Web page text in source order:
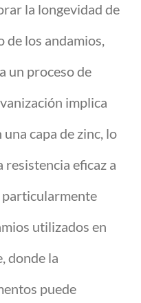
la longevidad de
de los andamios,
un proceso de
implica
capa de zinc, lo
eficaz a
particularmente
utilizados en
donde la
puede